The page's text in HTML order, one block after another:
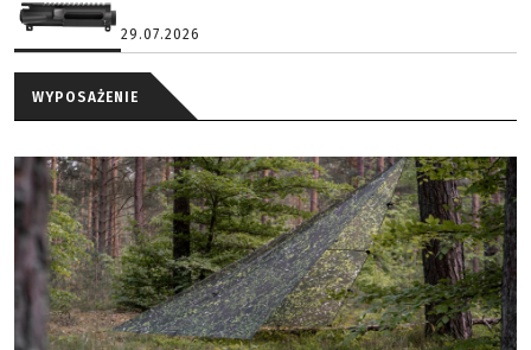
29.07.2026
WYPOSAŻENIE